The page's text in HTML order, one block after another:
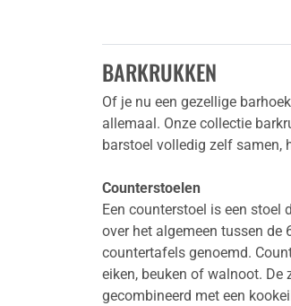
BARKRUKKEN
Of je nu een gezellige
allemaal. Onze collectie
barstoel volledig zelf samen,
Counterstoelen
Een counterstoel is een
over het algemeen tussen de
countertafels genoemd.
eiken, beuken of walnoot.
gecombineerd met een